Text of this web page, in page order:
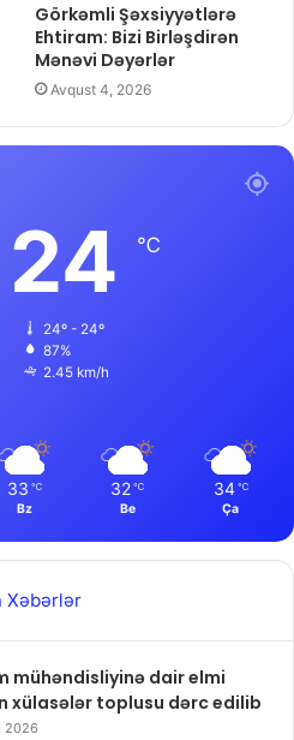
Görkəmli Şəxsiyyətlərə
Ehtiram: Bizi Birləşdirən
Mənəvi Dəyərlər
Avqust 4, 2026
24 ℃
24º - 24º
87%
2.45 km/h
33 ℃
Bz
32 ℃
Be
34 ℃
Ça
Xəbərlər
mühəndisliyinə dair elmi
xülasələr toplusu dərc edilib
2026